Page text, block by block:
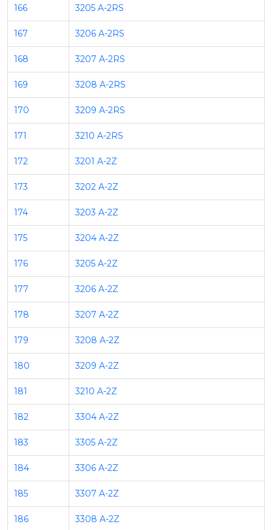
166 3205 A-2RS
167 3206 A-2RS
168 3207 A-2RS
169 3208 A-2RS
170 3209 A-2RS
171 3210 A-2RS
172 3201 A-2Z
173 3202 A-2Z
174 3203 A-2Z
175 3204 A-2Z
176 3205 A-2Z
177 3206 A-2Z
178 3207 A-2Z
179 3208 A-2Z
180 3209 A-2Z
181 3210 A-2Z
182 3304 A-2Z
183 3305 A-2Z
184 3306 A-2Z
185 3307 A-2Z
186 3308 A-2Z